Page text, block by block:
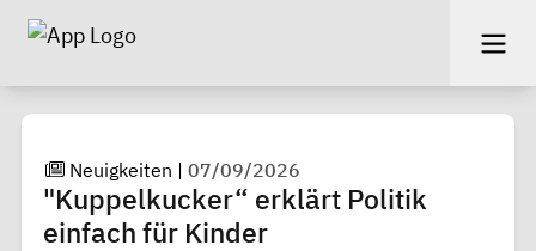
Neuigkeiten |07/09/2026
"Kuppelkucker“ erklärt Politik
einfach für Kinder